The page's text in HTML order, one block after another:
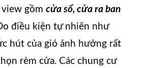
gồm cửa sổ, cửa ra ban
điều kiện tự nhiên như
hút của gió ảnh hưởng rất
rèm cửa. Các chung cư